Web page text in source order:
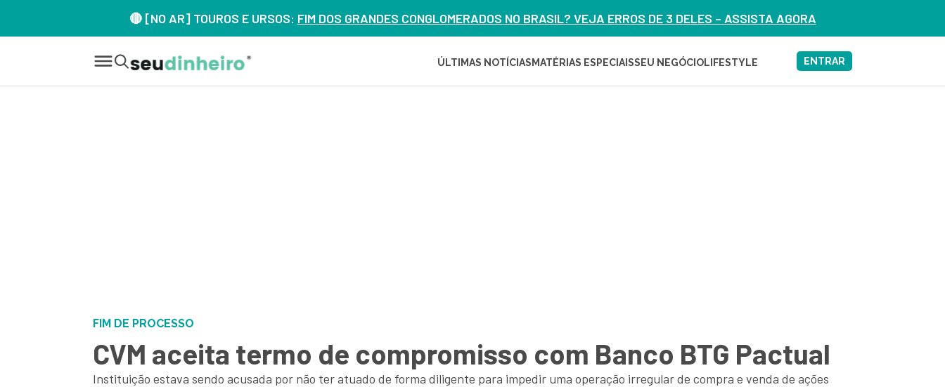
🔴 [NO AR] TOUROS E URSOS: FIM DOS GRANDES CONGLOMERADOS NO BRASIL? VEJA ERROS DE 3 DELES – ASSISTA AGORA
ÚLTIMAS NOTÍCIAS MATÉRIAS ESPECIAISSEU NEGÓCIOLIFESTYLE ENTRAR
FIM DE PROCESSO
CVM aceita termo de compromisso com Banco BTG Pactual
Instituição estava sendo acusada por não ter atuado de forma diligente para impedir uma operação irregular de compra e venda de ações